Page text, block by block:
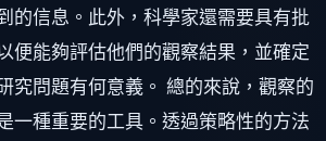
的信息。此外，科學家還需要具有批
便能夠評估他們的觀察結果，並確定
究問題有何意義。 總的來說，觀察的
一種重要的工具。透過策略性的方法